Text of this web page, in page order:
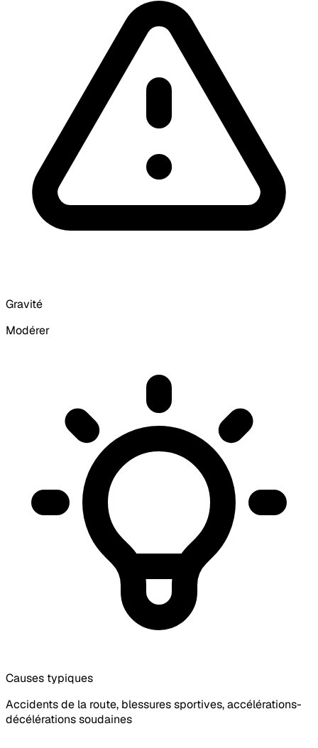
Gravité
Modérer
Causes typiques
Accidents de la route, blessures sportives, accélérations-
décélérations soudaines